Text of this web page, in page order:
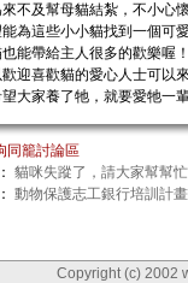
來不及幫母貓結紮，不小心
為這些小小貓找到一個可
能帶給主人很多的歡樂喔
歡迎喜歡貓的愛心人士可以
大家養了牠，就要愛牠一
同籠討論區
貓咪失蹤了，請大家幫幫忙
動物保護志工銀行培訓計
Copyright (c) 2002